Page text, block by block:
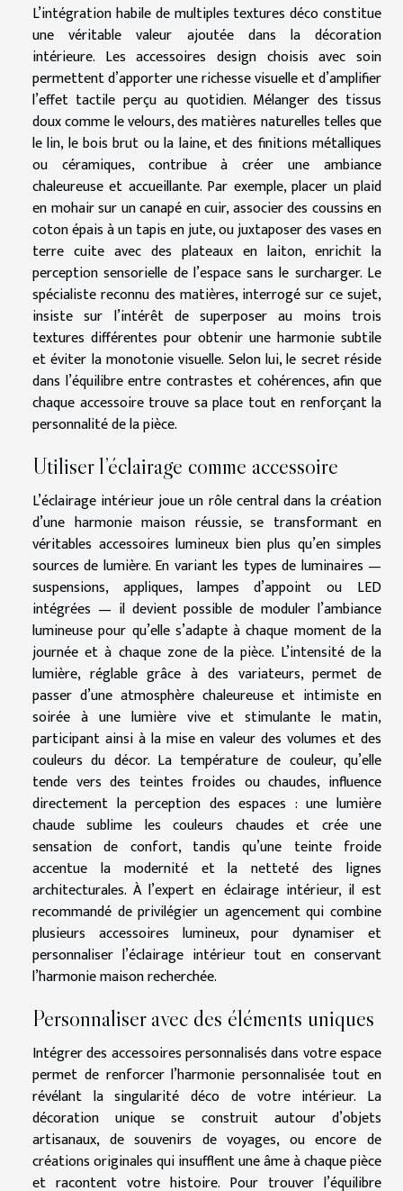
L’intégration habile de multiples textures déco constitue
une véritable valeur ajoutée dans la décoration
intérieure. Les accessoires design choisis avec soin
permettent d’apporter une richesse visuelle et d’amplifier
l’effet tactile perçu au quotidien. Mélanger des tissus
doux comme le velours, des matières naturelles telles que
le lin, le bois brut ou la laine, et des finitions métalliques
ou céramiques, contribue à créer une ambiance
chaleureuse et accueillante. Par exemple, placer un plaid
en mohair sur un canapé en cuir, associer des coussins en
coton épais à un tapis en jute, ou juxtaposer des vases en
terre cuite avec des plateaux en laiton, enrichit la
perception sensorielle de l’espace sans le surcharger. Le
spécialiste reconnu des matières, interrogé sur ce sujet,
insiste sur l’intérêt de superposer au moins trois
textures différentes pour obtenir une harmonie subtile
et éviter la monotonie visuelle. Selon lui, le secret réside
dans l’équilibre entre contrastes et cohérences, afin que
chaque accessoire trouve sa place tout en renforçant la
personnalité de la pièce.
Utiliser l’éclairage comme accessoire
L’éclairage intérieur joue un rôle central dans la création
d’une harmonie maison réussie, se transformant en
véritables accessoires lumineux bien plus qu’en simples
sources de lumière. En variant les types de luminaires —
suspensions, appliques, lampes d’appoint ou LED
intégrées — il devient possible de moduler l’ambiance
lumineuse pour qu’elle s’adapte à chaque moment de la
journée et à chaque zone de la pièce. L’intensité de la
lumière, réglable grâce à des variateurs, permet de
passer d’une atmosphère chaleureuse et intimiste en
soirée à une lumière vive et stimulante le matin,
participant ainsi à la mise en valeur des volumes et des
couleurs du décor. La température de couleur, qu’elle
tende vers des teintes froides ou chaudes, influence
directement la perception des espaces : une lumière
chaude sublime les couleurs chaudes et crée une
sensation de confort, tandis qu’une teinte froide
accentue la modernité et la netteté des lignes
architecturales. À l’expert en éclairage intérieur, il est
recommandé de privilégier un agencement qui combine
plusieurs accessoires lumineux, pour dynamiser et
personnaliser l’éclairage intérieur tout en conservant
l’harmonie maison recherchée.
Personnaliser avec des éléments uniques
Intégrer des accessoires personnalisés dans votre espace
permet de renforcer l’harmonie personnalisée tout en
révélant la singularité déco de votre intérieur. La
décoration unique se construit autour d’objets
artisanaux, de souvenirs de voyages, ou encore de
créations originales qui insufflent une âme à chaque pièce
et racontent votre histoire. Pour trouver l’équilibre